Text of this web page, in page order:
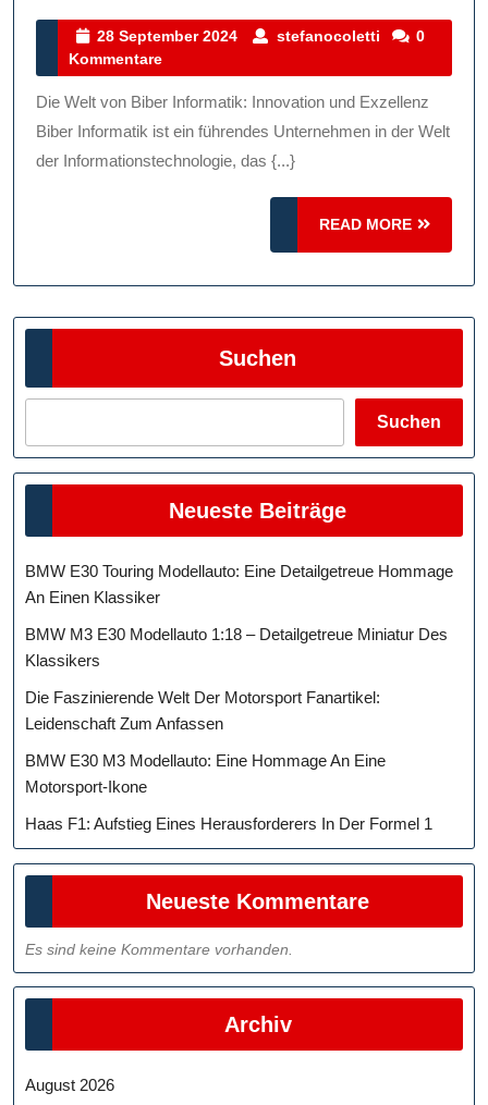
Von
Biber
Informatik:
Technologie
Für
28 September 2024
28
2024
stefanocoletti stefanocoletti
0
Kommentare
Die Welt von Biber Informatik: Innovation und Exzellenz
Biber Informatik ist ein führendes Unternehmen in der Welt
der Informationstechnologie, das {...}
READ MORE
READ
MORE
Suchen
Suchen
Neueste Beiträge
BMW E30 Touring Modellauto: Eine Detailgetreue Hommage
An Einen Klassiker
BMW M3 E30 Modellauto 1:18 – Detailgetreue Miniatur Des
Klassikers
Die Faszinierende Welt Der Motorsport Fanartikel:
Leidenschaft Zum Anfassen
BMW E30 M3 Modellauto: Eine Hommage An Eine
Motorsport-Ikone
Haas F1: Aufstieg Eines Herausforderers In Der Formel 1
Neueste Kommentare
Es sind keine Kommentare vorhanden.
Archiv
August 2026